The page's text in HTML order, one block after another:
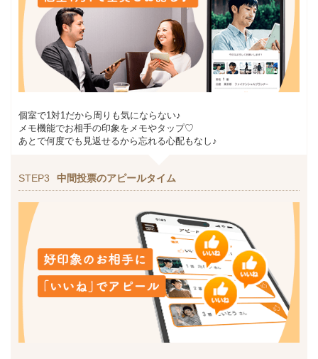
個室で1対1だから周りも気にならない♪
メモ機能でお相手の印象をメモやタップ♡
あとで何度でも見返せるから忘れる心配もなし♪
STEP3 中間投票のアピールタイム